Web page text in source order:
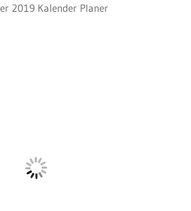
2019 Kalender Planer